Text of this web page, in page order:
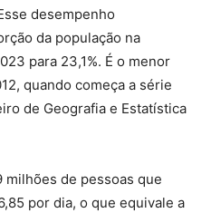
desempenho
da população na
para 23,1%. É o menor
quando começa a série
de Geografia e Estatística
milhões de pessoas que
por dia, o que equivale a